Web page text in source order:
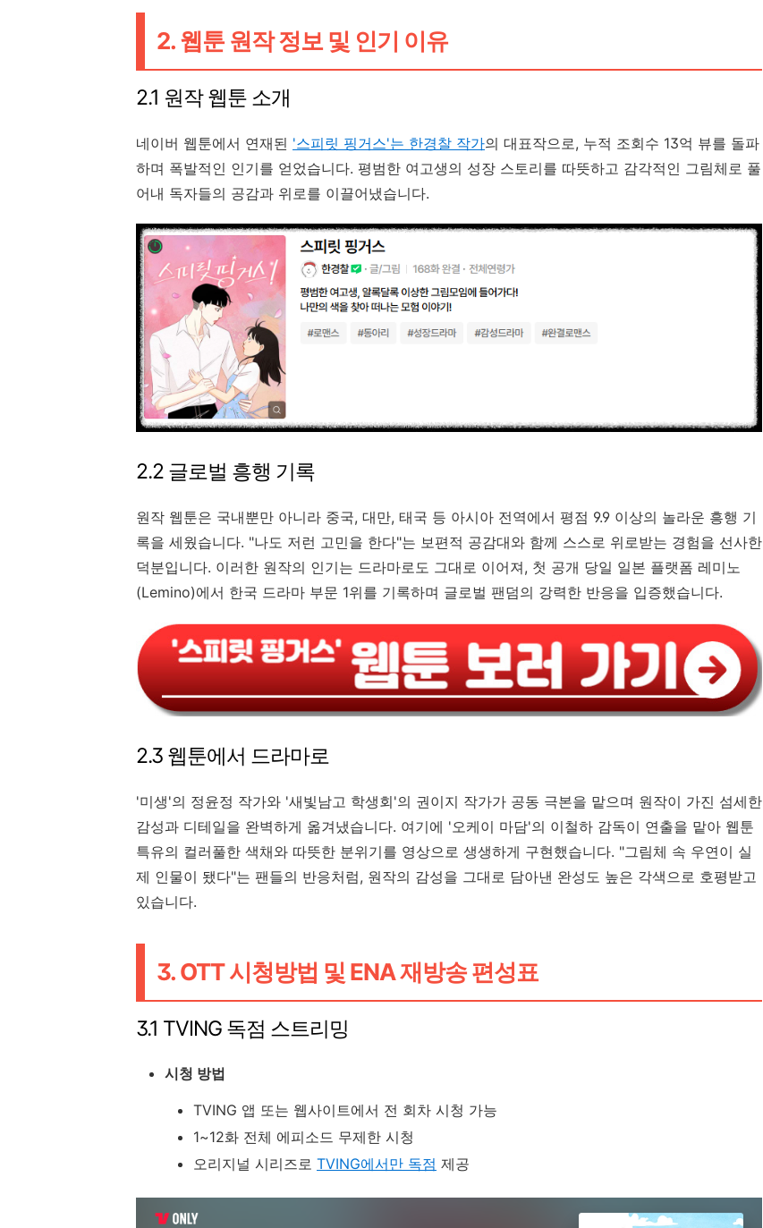
2. 웹툰 원작 정보 및 인기 이유
2.1 원작 웹툰 소개
네이버 웹툰에서 연재된 '스피릿 핑거스'는 한경찰 작가의 대표작으로, 누적 조회수 13억 뷰를 돌파
하며 폭발적인 인기를 얻었습니다. 평범한 여고생의 성장 스토리를 따뜻하고 감각적인 그림체로 풀
어내 독자들의 공감과 위로를 이끌어냈습니다.
2.2 글로벌 흥행 기록
원작 웹툰은 국내뿐만 아니라 중국, 대만, 태국 등 아시아 전역에서 평점 9.9 이상의 놀라운 흥행 기
록을 세웠습니다. "나도 저런 고민을 한다"는 보편적 공감대와 함께 스스로 위로받는 경험을 선사한
덕분입니다. 이러한 원작의 인기는 드라마로도 그대로 이어져, 첫 공개 당일 일본 플랫폼 레미노
(Lemino)에서 한국 드라마 부문 1위를 기록하며 글로벌 팬덤의 강력한 반응을 입증했습니다.
2.3 웹툰에서 드라마로
'미생'의 정윤정 작가와 '새빛남고 학생회'의 권이지 작가가 공동 극본을 맡으며 원작이 가진 섬세한
감성과 디테일을 완벽하게 옮겨냈습니다. 여기에 '오케이 마담'의 이철하 감독이 연출을 맡아 웹툰
특유의 컬러풀한 색채와 따뜻한 분위기를 영상으로 생생하게 구현했습니다. "그림체 속 우연이 실
제 인물이 됐다"는 팬들의 반응처럼, 원작의 감성을 그대로 담아낸 완성도 높은 각색으로 호평받고
있습니다.
3. OTT 시청방법 및 ENA 재방송 편성표
3.1 TVING 독점 스트리밍
시청 방법
TVING 앱 또는 웹사이트에서 전 회차 시청 가능
1~12화 전체 에피소드 무제한 시청
오리지널 시리즈로 TVING에서만 독점 제공